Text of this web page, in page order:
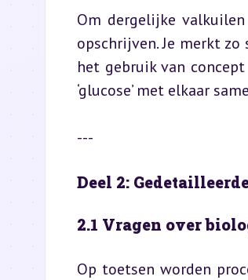
Om dergelijke
opschrijven. Je merkt
het gebruik van concept
‘glucose’ met elkaar
---
Deel 2:
2.1 Vragen over
Op toetsen worden